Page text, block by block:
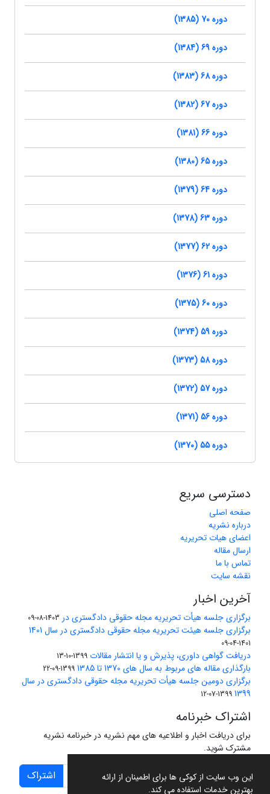
این وب سایت از کوکی ها برای اطمینان از ارائه
بهترین خدمات استفاده می کند.
دوره 70 (1385)
دوره 69 (1384)
دوره 68 (1383)
دوره 67 (1382)
دوره 66 (1381)
دوره 65 (1380)
دوره 64 (1379)
دوره 63 (1378)
دوره 62 (1377)
دوره 61 (1376)
دوره 60 (1375)
دوره 59 (1374)
دوره 58 (1373)
دوره 57 (1372)
دوره 56 (1371)
دوره 55 (1370)
دسترسی سریع
صفحه اصلی
درباره نشریه
اعضای هیات تحریریه
ارسال مقاله
تماس با ما
نقشه سایت
آخرین اخبار
برگزاری جلسه هیأت تحریریه مجله حقوقی دادگستری در 1403-08-09
برگزاری جلسه هیئت تحریریه مجله حقوقی دادگستری در سال 1401
1401-04-09
دریافت گواهی داوری، پذیرش و یا انتشار مقالات 1399-10-13
بارگذاری مقاله های مربوط به سال های 1370 تا 1385 1399-09-22
برگزاری دومین جلسه هیأت تحریریه مجله حقوقی دادگستری در سال
1399
1399-07-12
اشتراک خبرنامه
برای دریافت اخبار و اطلاعیه های مهم نشریه در خبرنامه نشریه
مشترک شوید.
اشتراک